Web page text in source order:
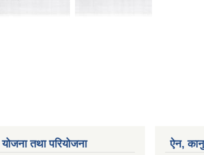
योजना तथा परियोजना ऐन,